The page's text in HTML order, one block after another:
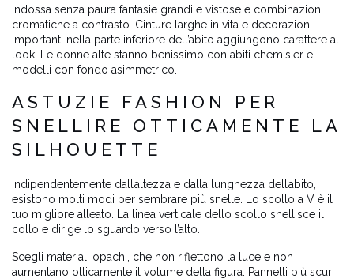
Indossa senza paura fantasie grandi e vistose e combinazioni
cromatiche a contrasto. Cinture larghe in vita e decorazioni
importanti nella parte inferiore dell’abito aggiungono carattere al
look. Le donne alte stanno benissimo con abiti chemisier e
modelli con fondo asimmetrico.
ASTUZIE FASHION PER
SNELLIRE OTTICAMENTE LA
SILHOUETTE
Indipendentemente dall’altezza e dalla lunghezza dell’abito,
esistono molti modi per sembrare più snelle. Lo scollo a V è il
tuo migliore alleato. La linea verticale dello scollo snellisce il
collo e dirige lo sguardo verso l’alto.
Scegli materiali opachi, che non riflettono la luce e non
aumentano otticamente il volume della figura. Pannelli più scuri